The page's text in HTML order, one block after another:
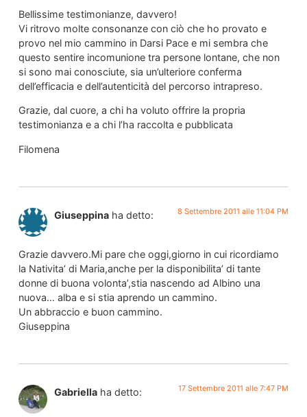
Bellissime testimonianze, davvero!
Vi ritrovo molte consonanze con ciò che ho provato e
provo nel mio cammino in Darsi Pace e mi sembra che
questo sentire incomunione tra persone lontane, che non
si sono mai conosciute, sia un’ulteriore conferma
dell’efficacia e dell’autenticità del percorso intrapreso.
Grazie, dal cuore, a chi ha voluto offrire la propria
testimonianza e a chi l’ha raccolta e pubblicata
Filomena
Giuseppina ha detto: 8 Settembre 2011 alle 11:04 PM
Grazie davvero.Mi pare che oggi,giorno in cui ricordiamo
la Nativita’ di Maria,anche per la disponibilita’ di tante
donne di buona volonta’,stia nascendo ad Albino una
nuova… alba e si stia aprendo un cammino.
Un abbraccio e buon cammino.
Giuseppina
Gabriella ha detto: 17 Settembre 2011 alle 7:47 PM